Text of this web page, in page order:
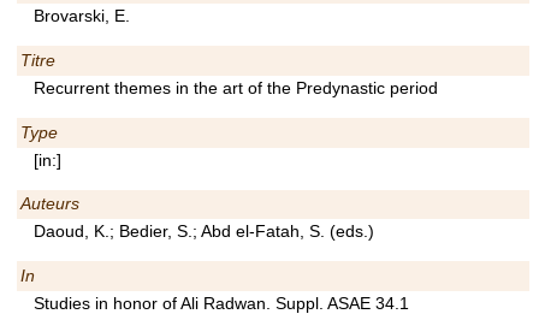
Brovarski, E.
Titre
Recurrent themes in the art of the Predynastic period
Type
[in:]
Auteurs
Daoud, K.; Bedier, S.; Abd el-Fatah, S. (eds.)
In
Studies in honor of Ali Radwan. Suppl. ASAE 34.1